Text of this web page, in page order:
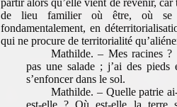
partir alors qu’elle vient de revenir, car
de lieu familier où être, où se
fondamentalement, en
qui ne procure de territorialité
Mathilde. – Mes racines ?
pas une salade ; j’ai des
s’enfoncer dans le sol.
Mathilde. – Quelle patrie
est-elle ? Où est-elle la terre